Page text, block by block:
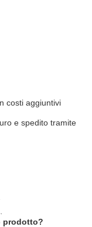
costi aggiuntivi
e spedito tramite
prodotto?